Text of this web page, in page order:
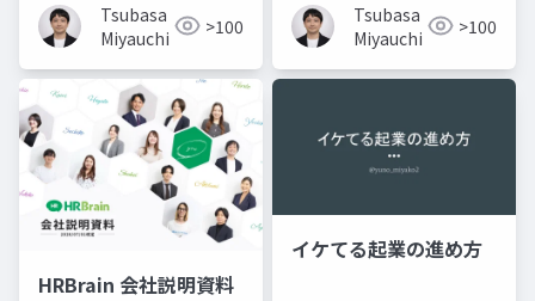
Tsubasa
Miyauchi
>100
Tsubasa
Miyauchi
>100
HRBrain 会社説明資料
イケてる起業の進め方